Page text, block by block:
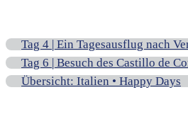
Tag 4 | Ein Tagesausflug nach
Tag 6 | Besuch des Castillo de
Übersicht: Italien • Happy Days